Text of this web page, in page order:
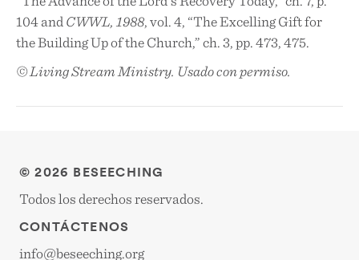
104 and CWWL, 1988, vol. 4, “The Excelling Gift for
the Building Up of the Church,” ch. 3, pp. 473, 475.
© Living Stream Ministry. Usado con permiso.
© 2026 BESEECHING
Todos los derechos reservados.
CONTÁCTENOS
info@beseeching.org